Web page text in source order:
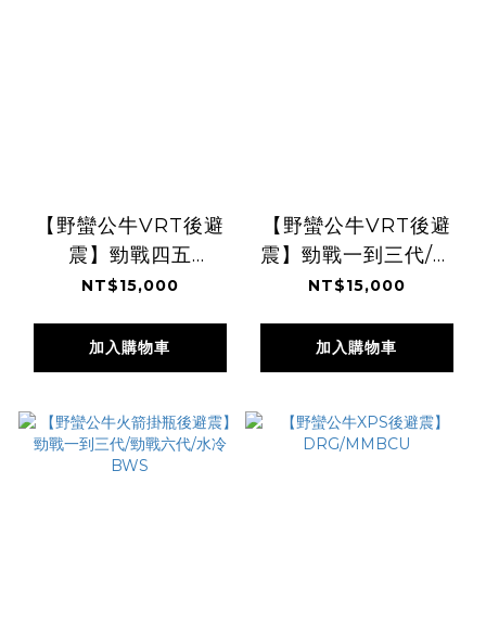
【野蠻公牛VRT後避
震】勁戰四五
代/JETS/SR/SL/BWSR/BWSX
NT$15,000
加入購物車
【野蠻公牛VRT後避
震】勁戰一到三代/勁
戰六代/水冷BWS
NT$15,000
加入購物車